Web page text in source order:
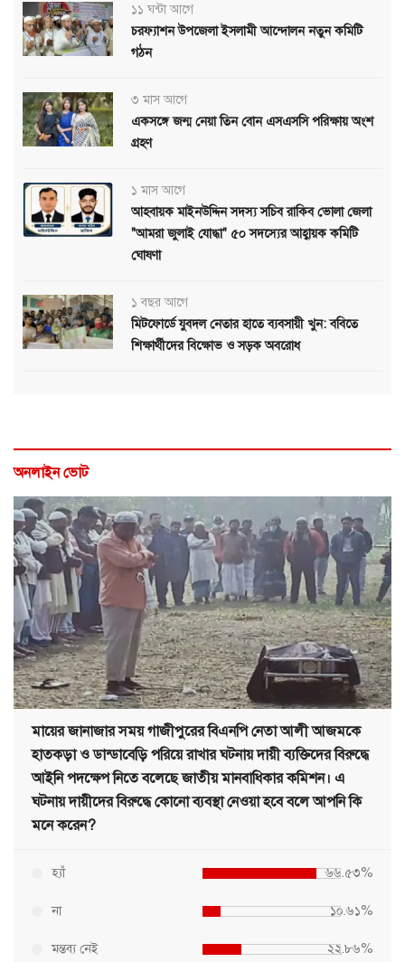
১১ ঘন্টা আগে
চরফ্যাশন উপজেলা ইসলামী আন্দোলন নতুন কমিটি
গঠন
৩ মাস আগে
একসঙ্গে জন্ম নেয়া তিন বোন এসএসসি পরিক্ষায় অংশ
গ্রহণ
১ মাস আগে
আহবায়ক মাইনউদ্দিন সদস্য সচিব রাকিব ভোলা জেলা
"আমরা জুলাই যোদ্ধা" ৫০ সদস্যের আহ্বায়ক কমিটি
ঘোষণা
১ বছর আগে
মিটফোর্ডে যুবদল নেতার হাতে ব্যবসায়ী খুন: ববিতে
শিক্ষার্থীদের বিক্ষোভ ও সড়ক অবরোধ
অনলাইন ভোট
মায়ের জানাজার সময় গাজীপুরের বিএনপি নেতা আলী আজমকে
হাতকড়া ও ডান্ডাবেড়ি পরিয়ে রাখার ঘটনায় দায়ী ব্যক্তিদের বিরুদ্ধে
আইনি পদক্ষেপ নিতে বলেছে জাতীয় মানবাধিকার কমিশন। এ
ঘটনায় দায়ীদের বিরুদ্ধে কোনো ব্যবস্থা নেওয়া হবে বলে আপনি কি
মনে করেন?
হ্যাঁ ৬৬.৫৩%
না ১০.৬১%
মন্তব্য নেই ২২.৮৬%